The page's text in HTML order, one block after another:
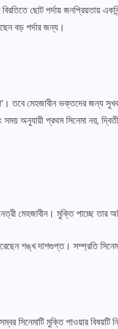
ছোট পর্দায় জনপ্রিয়তায়
বড় পর্দার জন্য।
তবে মেহজাবীন ভক্তদের জন্য
অনুযায়ী প্রথম সিনেমা নয়,
মেহজাবীন। মুক্তি পাচ্ছে তার
শঙ্খ দাশগুপ্ত। সম্প্রতি
সিনেমাটি মুক্তি পাওয়ার বিষয়টি